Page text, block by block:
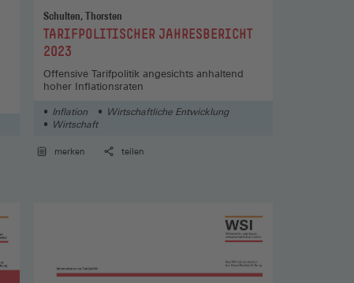
Schulten, Thorsten
:
TARIFPOLITISCHER JAHRESBERICHT
2023
Offensive Tarifpolitik angesichts anhaltend
hoher Inflationsraten
Inflation
Wirtschaftliche Entwicklung
Wirtschaft
merken teilen